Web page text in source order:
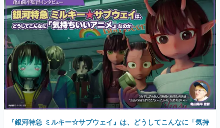
『銀河特急 ミルキー☆サブウェイ』は、どうしてこんなに「気持